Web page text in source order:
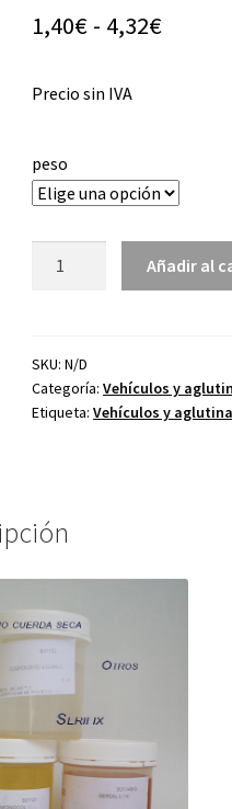
1,40€ - 4,32€Rango
1,40€
4,32€
Precio sin IVA
peso
Añadir al
SKU:N/D
Categoría:Vehículos y
Etiqueta:Vehículos y